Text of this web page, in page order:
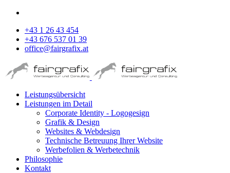
+43 1 26 43 454
+43 676 537 01 39
office@fairgrafix.at
Leistungsübersicht
Leistungen im Detail
Corporate Identity - Logogesign
Grafik & Design
Websites & Webdesign
Technische Betreuung Ihrer Website
Werbefolien & Werbetechnik
Philosophie
Kontakt